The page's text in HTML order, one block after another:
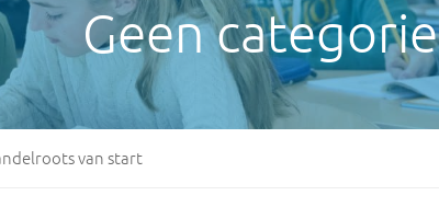
Geen categorie
van start